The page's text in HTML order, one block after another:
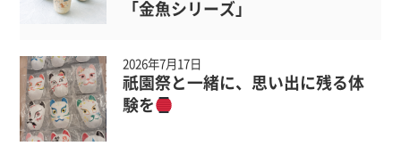
「金魚シリーズ」
2026年7月17日
祇園祭と一緒に、思い出に残る体
験を